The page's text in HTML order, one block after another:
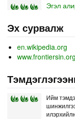
Эгэл
Эх сурвалж
en.wikipedia.org
www.frontiersin.org
Ийм